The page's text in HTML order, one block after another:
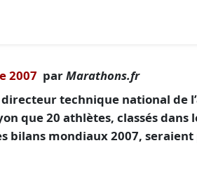
2007 parMarathons.fr
technique national de
que 20 athlètes, classés
bilans mondiaux 2007,